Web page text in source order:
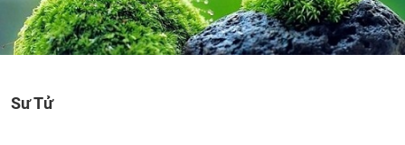
Sư Tử